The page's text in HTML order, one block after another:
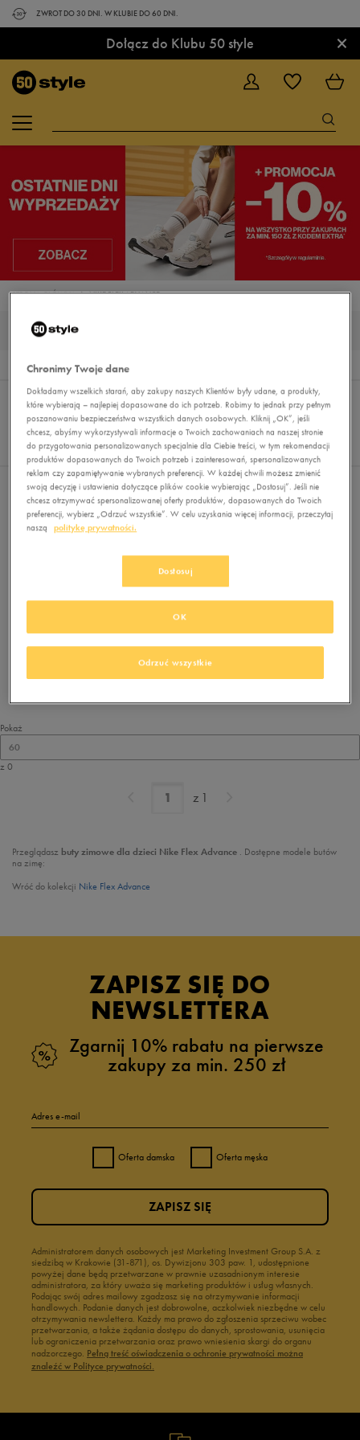
ZWROT DO 30 DNI. W KLUBIE DO 60 DNI.
Dołącz do Klubu 50 style ×
STRONA GŁÓWNA NIKE FLEX ADVANCE
0
Wyników
Sortuj:
REKOMENDOWANE
FILTRUJ
Pokaż
60
z 0
Nie wybrano filtrów
Brak produktów do wyświetlenia
Zmień kryteria wyszukiwania lub
usuń wybrane filtry
Pokaż
60
z 0
z 1
Przeglądasz buty zimowe dla dzieci Nike Flex Advance . Dostępne modele butów
na zimę:
Wróć do kolekcji Nike Flex Advance
ZAPISZ SIĘ DO
NEWSLETTERA
Zgarnij 10% rabatu na pierwsze
zakupy za min. 250 zł
Adres e-mail
Oferta damska Oferta męska
Administratorem danych osobowych jest Marketing Investment Group S.A. z
siedzibą w Krakowie (31-871), os. Dywizjonu 303 paw. 1, udostępnione
powyżej dane będą przetwarzane w prawnie uzasadnionym interesie
administratora, za który uważa się marketing produktów i usług własnych.
Podając swój adres mailowy zgadzasz się na otrzymywanie informacji
handlowych. Podanie danych jest dobrowolne, aczkolwiek niezbędne w celu
otrzymywania newslettera. Każdy ma prawo do zgłoszenia sprzeciwu wobec
przetwarzania, a także żądania dostępu do danych, sprostowania, usunięcia
lub ograniczenia przetwarzania oraz prawo wniesienia skargi do organu
nadzorczego. Pełną treść oświadczenia o ochronie prywatności można
znaleźć w Polityce prywatności.
ZAPISZ SIĘ
Chronimy Twoje dane
Dokładamy wszelkich starań, aby zakupy naszych Klientów były udane, a produkty,
które wybierają – najlepiej dopasowane do ich potrzeb. Robimy to jednak przy pełnym
poszanowaniu bezpieczeństwa wszystkich danych osobowych. Kliknij „OK”, jeśli
chcesz, abyśmy wykorzystywali informacje o Twoich zachowaniach na naszej stronie
do przygotowania personalizowanych specjalnie dla Ciebie treści, w tym rekomendacji
produktów dopasowanych do Twoich potrzeb i zainteresowań, spersonalizowanych
reklam czy zapamiętywanie wybranych preferencji. W każdej chwili możesz zmienić
swoją decyzję i ustawienia dotyczące plików cookie wybierając „Dostosuj”. Jeśli nie
chcesz otrzymywać spersonalizowanej oferty produktów, dopasowanych do Twoich
preferencji, wybierz „Odrzuć wszystkie”. W celu uzyskania więcej informacji, przeczytaj
naszą
politykę prywatności.
Dostosuj
Odrzuć wszystkie
OK